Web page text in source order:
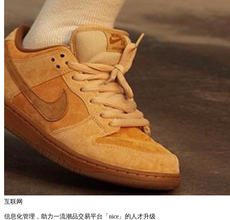
互联网
信息化管理，助力一流潮品交易平台「nice」的人才升级